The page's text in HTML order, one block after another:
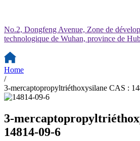
No.2, Dongfeng Avenue, Zone de
technologique de Wuhan, province de
Home
/
3-mercaptopropyltriéthoxysilane CAS :
3-
14814-09-6